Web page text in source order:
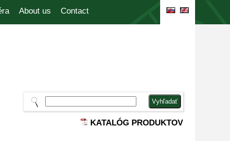
About us Contact
KATALÓG PRODUKTOV